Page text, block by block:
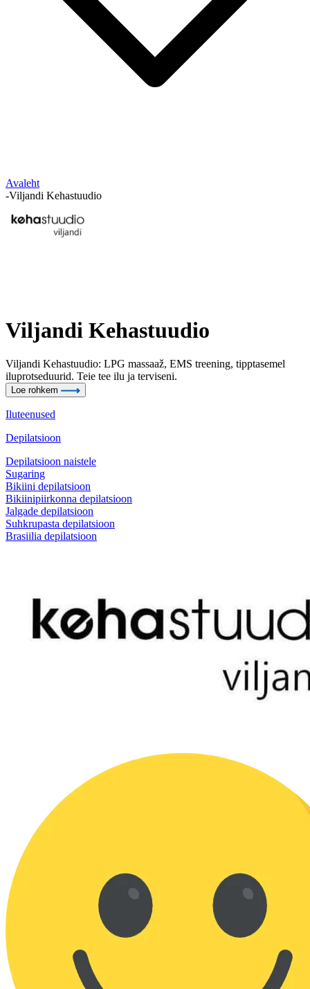
Avaleht
-Viljandi Kehastuudio
Viljandi Kehastuudio
Viljandi Kehastuudio: LPG massaaž, EMS treening, tipptasemel
iluprotseduurid. Teie tee ilu ja terviseni.
Loe rohkem
Iluteenused
Depilatsioon
Depilatsioon naistele
Sugaring
Bikiini depilatsioon
Bikiinipiirkonna depilatsioon
Jalgade depilatsioon
Suhkrupasta depilatsioon
Brasiilia depilatsioon